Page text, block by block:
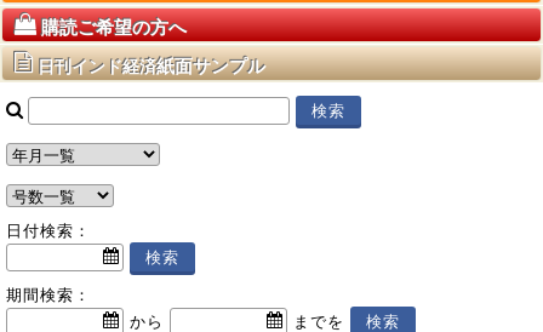
購読ご希望の方へ
日刊インド経済紙面サンプル
日付検索：
期間検索：
から
までを